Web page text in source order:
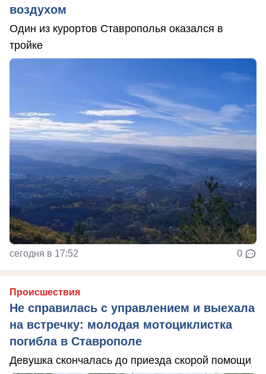
воздухом
Один из курортов Ставрополья оказался в
тройке
сегодня в 17:52 0
Происшествия
Не справилась с управлением и выехала
на встречку: молодая мотоциклистка
погибла в Ставрополе
Девушка скончалась до приезда скорой помощи